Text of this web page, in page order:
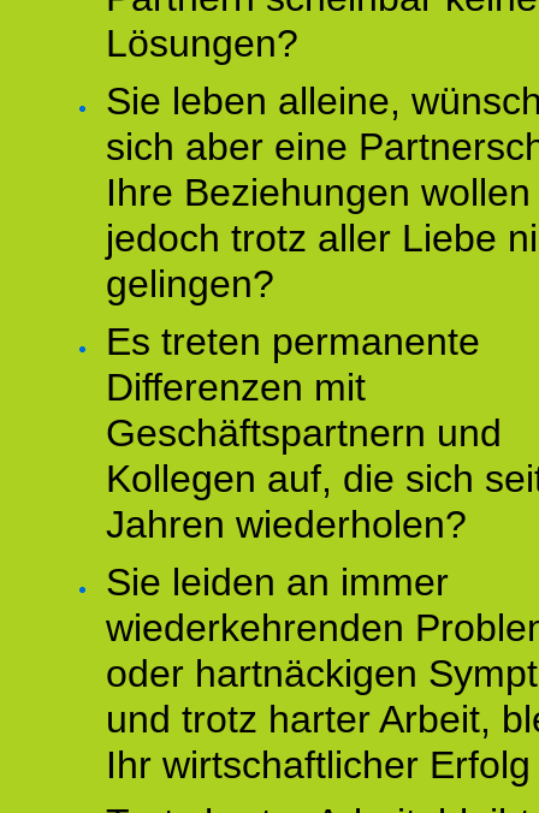
Lösungen?
Sie leben alleine,
sich aber eine
Ihre Beziehungen wollen
jedoch trotz aller Liebe
gelingen?
Es treten permanente
Differenzen mit
Geschäftspartnern und
Kollegen auf, die sich
Jahren wiederholen?
Sie leiden an immer
wiederkehrenden
oder hartnäckigen
und trotz harter Arbeit,
Ihr wirtschaftlicher